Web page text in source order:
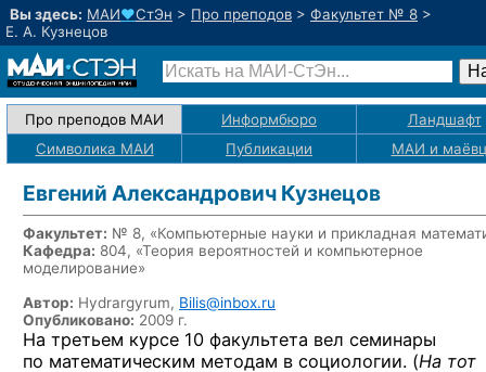
Вы здесь: МАИ♥СтЭн > Про преподов > Факультет № 8 >
Е. А. Кузнецов
Про преподов МАИ Информбюро
Ландшафт
Символика МАИ
Публикации МАИ и
Евгений Александрович Кузнецов
Факультет: № 8, «Компьютерные науки и прикладная
Кафедра: 804, «Теория вероятностей и компьютерное
моделирование»
Автор: Hydrargyrum, Bilis@inbox.ru
Опубликовано: 2009 г.
На третьем курсе 10 факультета вел семинары
по математическим методам в социологии. (На тот